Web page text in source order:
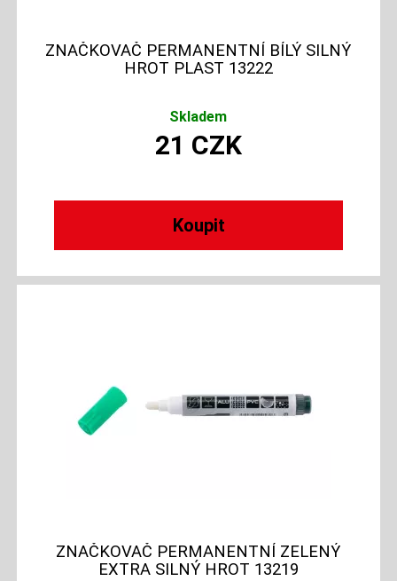
ZNAČKOVAČ PERMANENTNÍ BÍLÝ SILNÝ
HROT PLAST 13222
Skladem
21 CZK
ZNAČKOVAČ PERMANENTNÍ ZELENÝ
EXTRA SILNÝ HROT 13219